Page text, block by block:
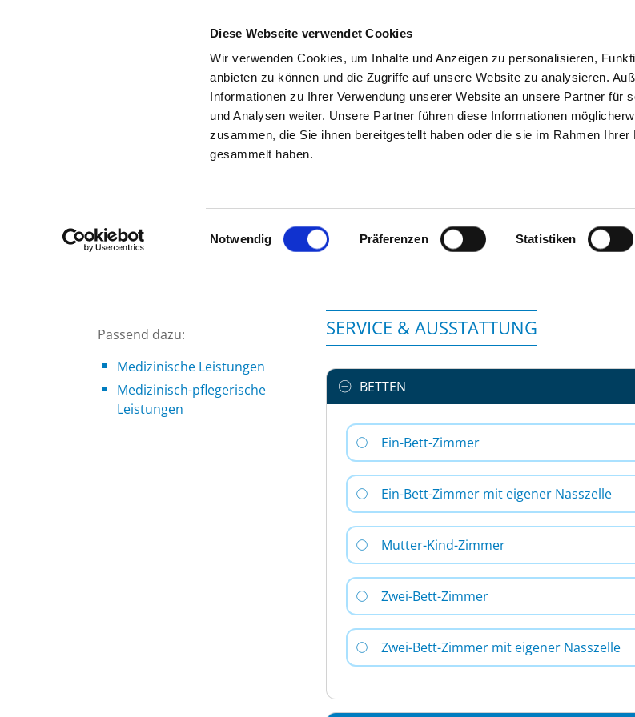
Diese Webseite verwendet Cookies
Wir verwenden Cookies, um Inhalte und Anzeigen zu personalisieren,
anbieten zu können und die Zugriffe auf unsere Website zu analysieren.
Informationen zu Ihrer Verwendung unserer Website an unsere Partner für
und Analysen weiter. Unsere Partner führen diese Informationen
zusammen, die Sie ihnen bereitgestellt haben oder die sie im Rahmen Ihrer
gesammelt haben.
Einwilligungsauswahl
Notwendig Präferenzen Statistiken
SUCHEN TIPPS & HILFE
Zur Krankenhaus-Startseite
HELIOS KLINIKEN
Passend dazu:
Medizinische Leistungen
Medizinisch-pflegerische
Leistungen
SERVICE & AUSSTATTUNG
BETTEN
Ein-Bett-Zimmer
Ein-Bett-Zimmer mit eigener Nasszelle
Mutter-Kind-Zimmer
Zwei-Bett-Zimmer
Zwei-Bett-Zimmer mit eigener Nasszelle